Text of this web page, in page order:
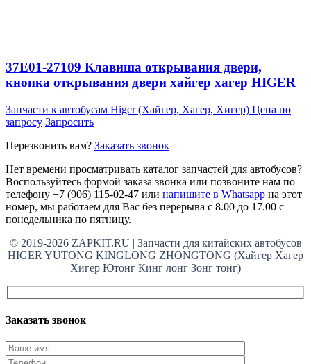
37E01-27109 Клавиша открывания двери,
кнопка открывания двери хайгер хагер HIGER
Запчасти к автобусам Higer (Хайгер, Хагер, Хигер) Цена по
запросу Запросить
Перезвонить вам? Заказать звонок
Нет времени просматривать каталог запчастей для автобусов?
Воспользуйтесь формой заказа звонка или позвоните нам по
телефону +7 (906) 115-02-47 или напишите в Whatsapp на этот
номер, мы работаем для Вас без перерыва с 8.00 до 17.00 с
понедельника по пятницу.
© 2019-2026 ZAPKIT.RU | Запчасти для китайских автобусов
HIGER YUTONG KINGLONG ZHONGTONG (Хайгер Хагер
Хигер Ютонг Кинг лонг Зонг тонг)
Заказать звонок